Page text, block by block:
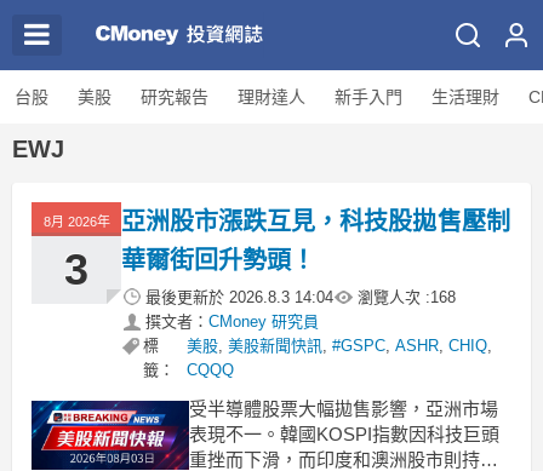
台股 美股 研究報告 理財達人 新手入門 生活理財
EWJ
8月 2026年
3
亞洲股市漲跌互見，科技股拋售壓制
華爾街回升勢頭！
最後更新於 2026.8.3 14:04 瀏覽人次 :168
撰文者： CMoney 研究員
標
籤：
美股, 美股新聞快訊, #GSPC, ASHR, CHIQ,
CQQQ
受半導體股票大幅拋售影響，亞洲市場
表現不一。韓國KOSPI指數因科技巨頭
重挫而下滑，而印度和澳洲股市則持續